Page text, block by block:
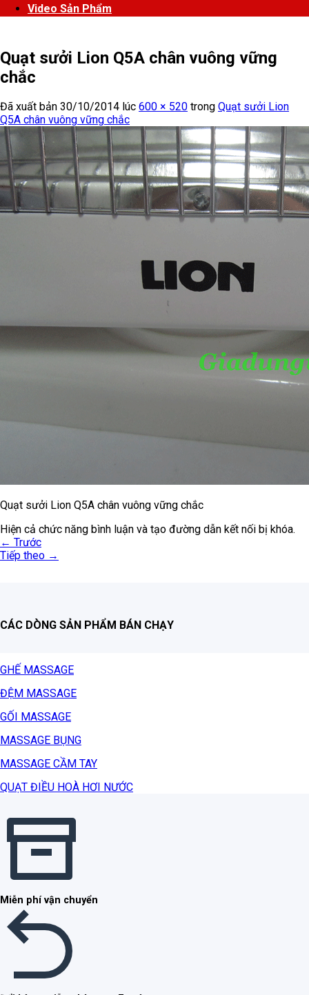
Video Sản Phẩm
Quạt sưởi Lion Q5A chân vuông vững
chắc
Đã xuất bản 30/10/2014 lúc 600 × 520 trong Quạt sưởi Lion
Q5A chân vuông vững chắc
Quạt sưởi Lion Q5A chân vuông vững chắc
Hiện cả chức năng bình luận và tạo đường dẫn kết nối bị khóa.
← Trước
Tiếp theo →
CÁC DÒNG SẢN PHẨM BÁN CHẠY
GHẾ MASSAGE
ĐỆM MASSAGE
GỐI MASSAGE
MASSAGE BỤNG
MASSAGE CẦM TAY
QUẠT ĐIỀU HOÀ HƠI NƯỚC
Miễn phí vận chuyển